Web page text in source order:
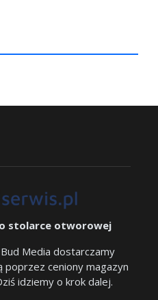
stolarce otworowej
Media dostarczamy
ceniony magazyn
idziemy o krok dalej.